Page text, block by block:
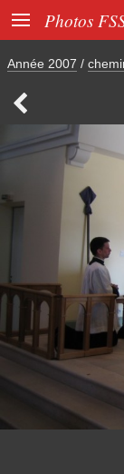
 Photos
Année 2007 /
